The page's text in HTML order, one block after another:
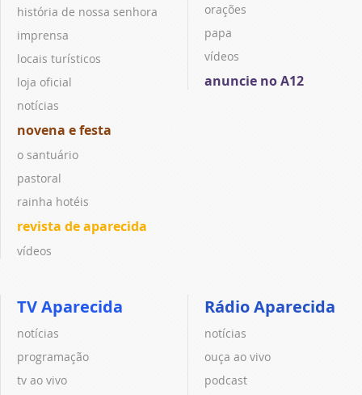
história de nossa senhora
imprensa
locais turísticos
loja oficial
notícias
novena e festa
o santuário
pastoral
rainha hotéis
revista de aparecida
vídeos
orações
papa
vídeos
anuncie no A12
TV Aparecida
notícias
programação
tv ao vivo
Rádio Aparecida
notícias
ouça ao vivo
podcast